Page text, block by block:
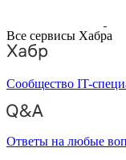
Все сервисы Хабра
Сообщество IT-
Ответы на любые